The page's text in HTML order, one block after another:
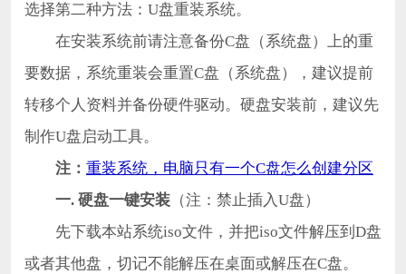
选择第二种方法：U盘重装系统。
在安装系统前请注意备份C盘（系统盘）上的重
要数据，系统重装会重置C盘（系统盘），建议提前
转移个人资料并备份硬件驱动。硬盘安装前，建议先
制作U盘启动工具。
注： 重装系统，电脑只有一个C盘怎么创建分区
一. 硬盘一键安装（注：禁止插入U盘）
先下载本站系统iso文件，并把iso文件解压到D盘
或者其他盘，切记不能解压在桌面或解压在C盘。